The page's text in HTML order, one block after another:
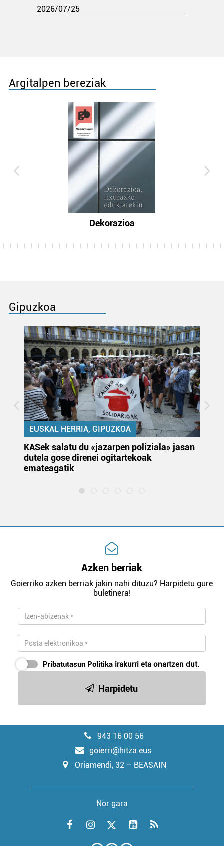
2026/07/25
Argitalpen bereziak
Dekorazioa
Gipuzkoa
EUSKAL HERRIA, GIPUZKOA
KASek salatu du «jazarpen poliziala» jasan
dutela gose direnei ogitartekoak
emateagatik
Azken berriak
Goierriko azken berriak jakin nahi dituzu? Harpidetu gure
buletinera!
Pribatutasun Politika irakurri eta onartzen dut.
Harpidetu
943 16 00 56
goierri@hitza.eus
Oriamendi, 32 – BEASAIN
Nor gara